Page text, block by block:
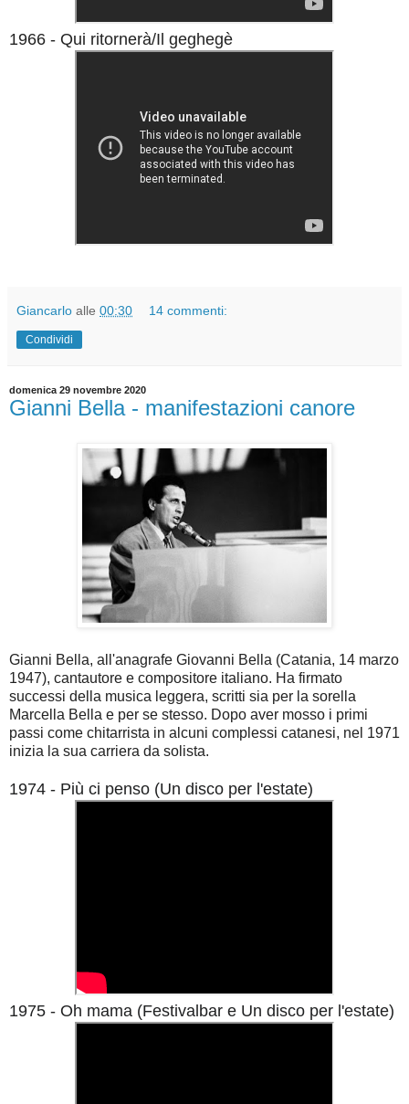
1966 - Qui ritornerà/Il geghegè
Giancarlo alle 00:30 14 commenti:
Condividi
domenica 29 novembre 2020
Gianni Bella - manifestazioni canore
Gianni Bella, all'anagrafe Giovanni Bella (Catania, 14 marzo
1947), cantautore e compositore italiano. Ha firmato
successi della musica leggera, scritti sia per la sorella
Marcella Bella e per se stesso. Dopo aver mosso i primi
passi come chitarrista in alcuni complessi catanesi, nel 1971
inizia la sua carriera da solista.
1974 - Più ci penso (Un disco per l'estate)
1975 - Oh mama (Festivalbar e Un disco per l'estate)